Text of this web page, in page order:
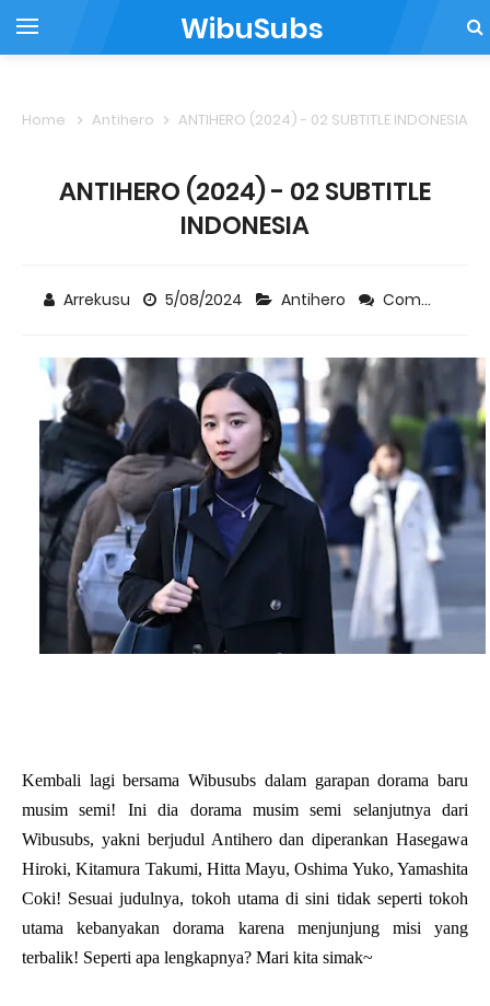
WibuSubs
Home Antihero ANTIHERO (2024) - 02 SUBTITLE INDONESIA
ANTIHERO (2024) - 02 SUBTITLE
INDONESIA
Arrekusu 5/08/2024 Antihero Comment
Kembali lagi bersama Wibusubs dalam garapan dorama baru
musim semi! Ini dia dorama musim semi selanjutnya dari
Wibusubs, yakni berjudul Antihero dandiperankan Hasegawa
Hiroki, Kitamura Takumi, Hitta Mayu, Oshima Yuko, Yamashita
Coki! Sesuai judulnya, tokoh utama di sini tidak seperti tokoh
utama kebanyakan dorama karena menjunjung misi yang
terbalik! Seperti apa lengkapnya? Mari kita simak~